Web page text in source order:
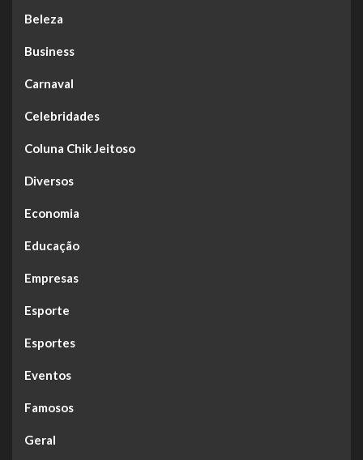
Beleza
Business
Carnaval
Celebridades
Coluna Chik Jeitoso
Diversos
Economia
Educação
Empresas
Esporte
Esportes
Eventos
Famosos
Geral